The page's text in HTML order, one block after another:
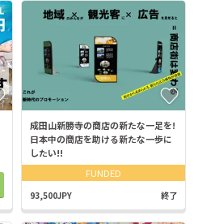
成田山新勝寺の商店の新たな一足を!
日本中の商店を助ける新たな一歩に
したい!!
FUNDED
93,500JPY 終了